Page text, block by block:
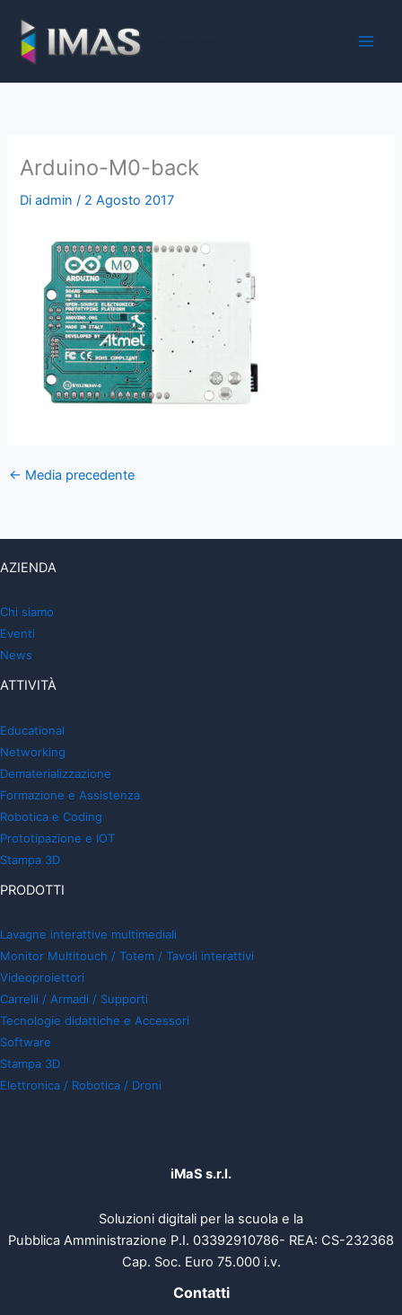
contenuto
Arduino-M0-back
Diadmin/ 2 Agosto 2017
← Media precedente
AZIENDA
Chi siamo
Eventi
News
ATTIVITÀ
Educational
Networking
Dematerializzazione
Formazione e Assistenza
Robotica e Coding
Prototipazione e IOT
Stampa 3D
PRODOTTI
Lavagne interattive multimediali
Monitor Multitouch / Totem / Tavoli interattivi
Videoproiettori
Carrelli / Armadi / Supporti
Tecnologie didattiche e Accessori
Software
Stampa 3D
Elettronica / Robotica / Droni
iMaS s.r.l.
Soluzioni digitali per la scuola e la
Pubblica Amministrazione P.I. 03392910786- REA: CS-232368
Cap. Soc. Euro 75.000 i.v.
Contatti